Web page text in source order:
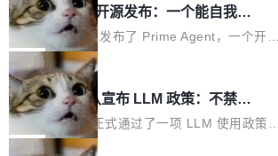
键的是 FA2 的持久性...
（OHDD：OpenHarmony Hardware Develope
r Day）将在杭州启航。活动面向智能硬件产业
链企业和开发者，邀请行业专家与资深技术顾
问，围绕开源鸿蒙技术能力、设备适配、芯片适
配、功耗与稳定性调优、兼容性测评及统一互联
等内容展开系统讲解和实战交流，帮助企业进一
步了解开源鸿蒙在智能...
障无法工作。Pages、Copilot code review、C
opilot coding agent 全部受影响。从检测到完全
恢复，大约 12 小时。 这是 2026 年 8 月的第六
起事故，其中四起与 AI/Copilot 服务相关。 Git
Hub 员工 kdaigle 在 HN 讨论中贴出了一组数
据：2025 年全年 10 亿次 commit。现在，每周
2.75 亿次，全年预计 140 亿次。GitHub...
Prime Agent 开源发布：一个能自我改
进的编程 Agent，ARC-AGI 3 超越人类
专家基线
Prime Intellect 发布了 Prime Agent，一个开源
的编程 Agent Harness，核心设计围绕两个抽
象：Recursive Language Model（RLM）和 C
ontinual Harness。在 ARC-AGI 3 基准测试
上，Prime Agent + Opus 5 的组合达到了 95.
5% RHAE Best@1，超过了 ARC 报告的人类专
局
Rust 项目团队宣布 LLM 政策：不禁
止，但你要承认哪些代码不是你写的
Rust 语言项目正式通过了一项 LLM 使用政策，
覆盖 rust-lang/rust 单一仓库的代码贡献。这不
局